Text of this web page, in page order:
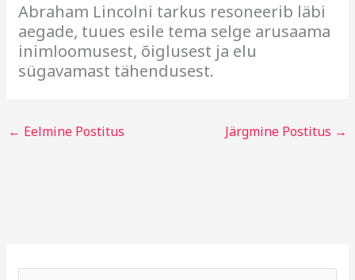
Abraham Lincolni tarkus resoneerib läbi
aegade, tuues esile tema selge arusaama
inimloomusest, õiglusest ja elu
sügavamast tähendusest.
← Eelmine Postitus Järgmine Postitus →